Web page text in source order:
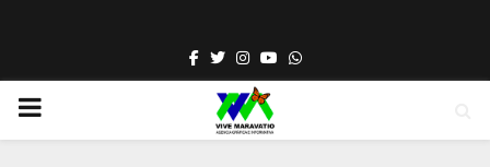
Facebook
TwitterInstagram
YoutubeWhatsapp
PRIMARY